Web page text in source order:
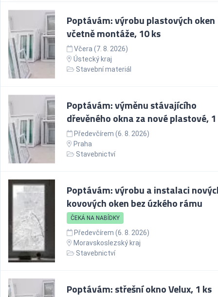
Poptávám: výrobu plastových oken
včetně montáže, 10 ks
Včera (7. 8. 2026)
Ústecký kraj
Stavební materiál
Poptávám: výměnu stávajícího
dřevěného okna za nové plastové,
Předevčírem (6. 8. 2026)
Praha
Stavebnictví
Poptávám: výrobu a instalaci
kovových oken bez úzkého rámu
ČEKÁ NA NABÍDKY
Předevčírem (6. 8. 2026)
Moravskoslezský kraj
Stavebnictví
Poptávám: střešní okno Velux, 1 ks